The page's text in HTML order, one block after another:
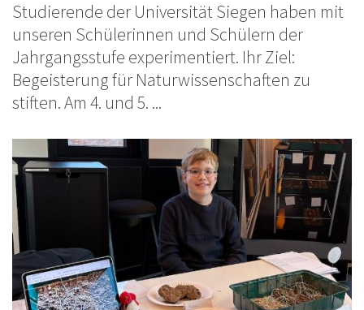
Studierende der Universität Siegen haben mit
unseren Schülerinnen und Schülern der
Jahrgangsstufe experimentiert. Ihr Ziel:
Begeisterung für Naturwissenschaften zu
stiften. Am 4. und 5. ...